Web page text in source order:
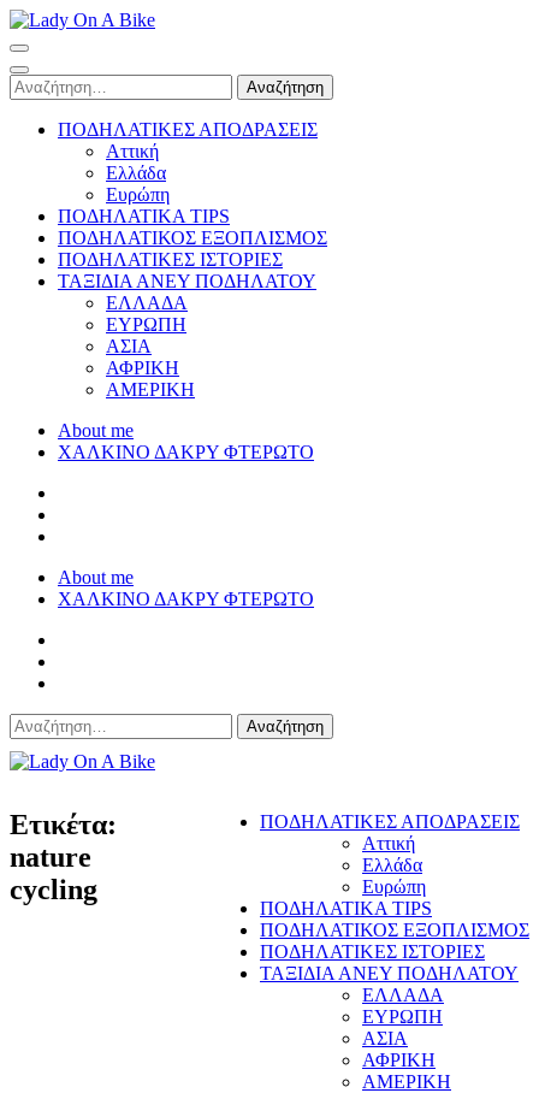
Skip
to
content
(Press
Enter)
Αναζήτηση
για:
ΠΟΔΗΛΑΤΙΚΕΣ ΑΠΟΔΡΑΣΕΙΣ
Αττική
Ελλάδα
Ευρώπη
ΠΟΔΗΛΑΤΙΚΑ TIPS
ΠΟΔΗΛΑΤΙΚΟΣ ΕΞΟΠΛΙΣΜΟΣ
ΠΟΔΗΛΑΤΙΚΕΣ ΙΣΤΟΡΙΕΣ
ΤΑΞΙΔΙΑ ΑΝΕΥ ΠΟΔΗΛΑΤΟΥ
ΕΛΛΑΔΑ
ΕΥΡΩΠΗ
ΑΣΙΑ
ΑΦΡΙΚΗ
ΑΜΕΡΙΚΗ
About me
ΧΑΛΚΙΝΟ ΔΑΚΡΥ ΦΤΕΡΩΤΟ
About me
ΧΑΛΚΙΝΟ ΔΑΚΡΥ ΦΤΕΡΩΤΟ
Αναζήτηση
για:
ΠΟΔΗΛΑΤΙΚΕΣ ΑΠΟΔΡΑΣΕΙΣ
Αττική
Ελλάδα
Ευρώπη
ΠΟΔΗΛΑΤΙΚΑ TIPS
ΠΟΔΗΛΑΤΙΚΟΣ ΕΞΟΠΛΙΣΜΟΣ
ΠΟΔΗΛΑΤΙΚΕΣ ΙΣΤΟΡΙΕΣ
ΤΑΞΙΔΙΑ ΑΝΕΥ ΠΟΔΗΛΑΤΟΥ
ΕΛΛΑΔΑ
ΕΥΡΩΠΗ
ΑΣΙΑ
ΑΦΡΙΚΗ
ΑΜΕΡΙΚΗ
Ετικέτα:
nature
cycling